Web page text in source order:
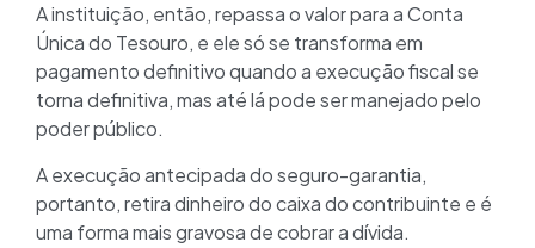
A instituição, então, repassa o valor para a Conta
Única do Tesouro, e ele só se transforma em
pagamento definitivo quando a execução fiscal se
torna definitiva, mas até lá pode ser manejado pelo
poder público.
A execução antecipada do seguro-garantia,
portanto, retira dinheiro do caixa do contribuinte e é
uma forma mais gravosa de cobrar a dívida.